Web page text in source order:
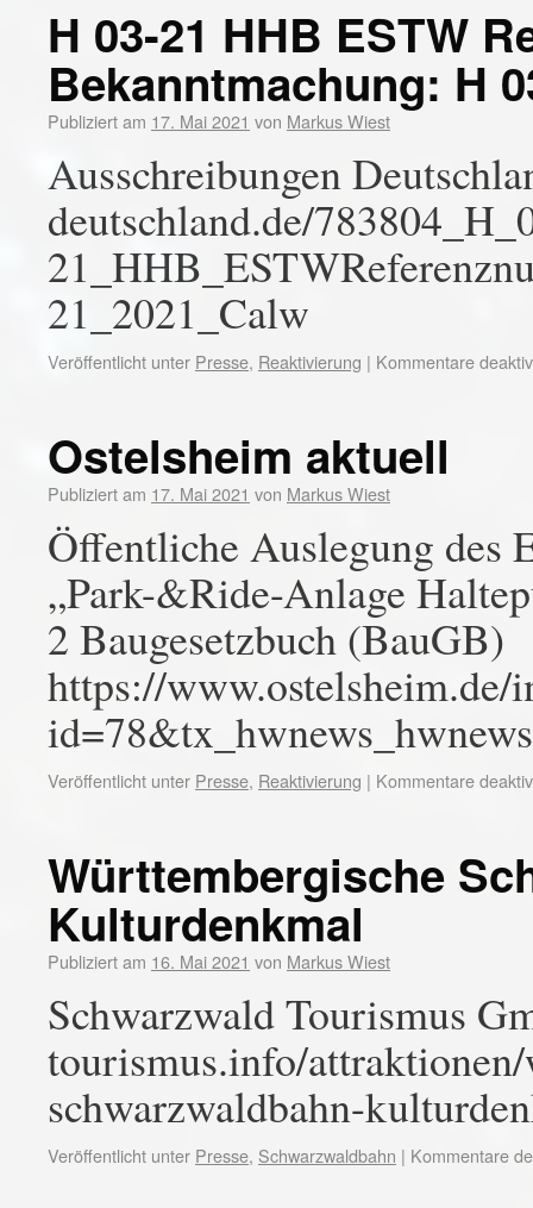
H 03-21 HHB ESTW
Bekanntmachung: H
Publiziert am 17. Mai 2021 von Markus Wiest
Ausschreibungen
deutschland.de/
21_2021_Calw
Veröffentlicht unter Presse, Reaktivierung | Kommentare
Ostelsheim aktuell
Publiziert am 17. Mai 2021 von Markus Wiest
Öffentliche Auslegung des
„Park-&Ride-Anlage
2 Baugesetzbuch (BauGB)
https://www.ostelsheim.de/
Veröffentlicht unter Presse, Reaktivierung | Kommentare
Württembergische
Kulturdenkmal
Publiziert am 16. Mai 2021 von Markus Wiest
Schwarzwald Tourismus
tourismus.info/
schwarzwaldbahn-
Veröffentlicht unter Presse, Schwarzwaldbahn | Kommentare